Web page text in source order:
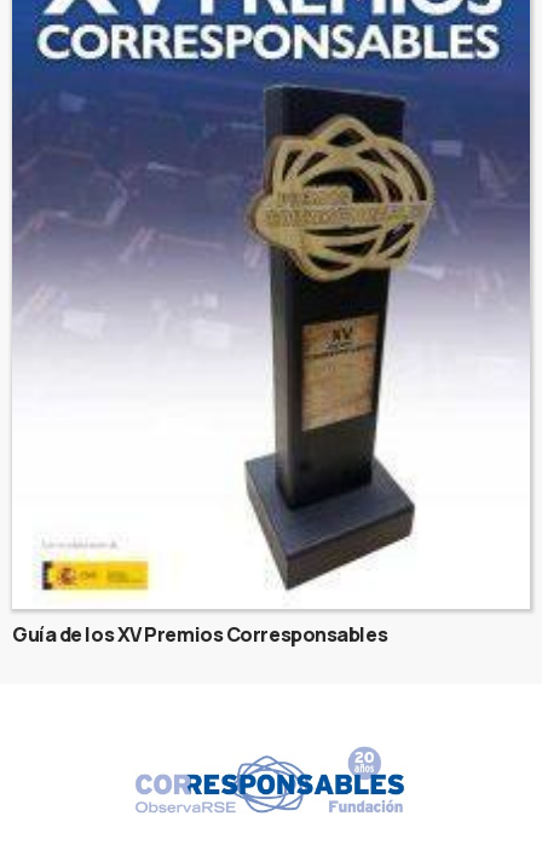
Guía de los XV Premios Corresponsables